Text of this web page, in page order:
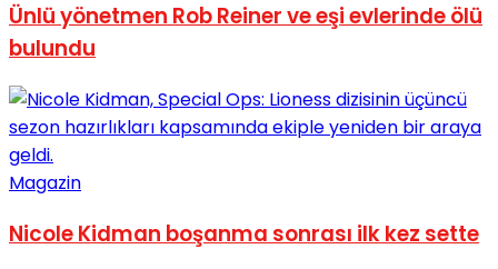
Ünlü yönetmen Rob Reiner ve eşi evlerinde ölü
bulundu
Magazin
Nicole Kidman boşanma sonrası ilk kez sette